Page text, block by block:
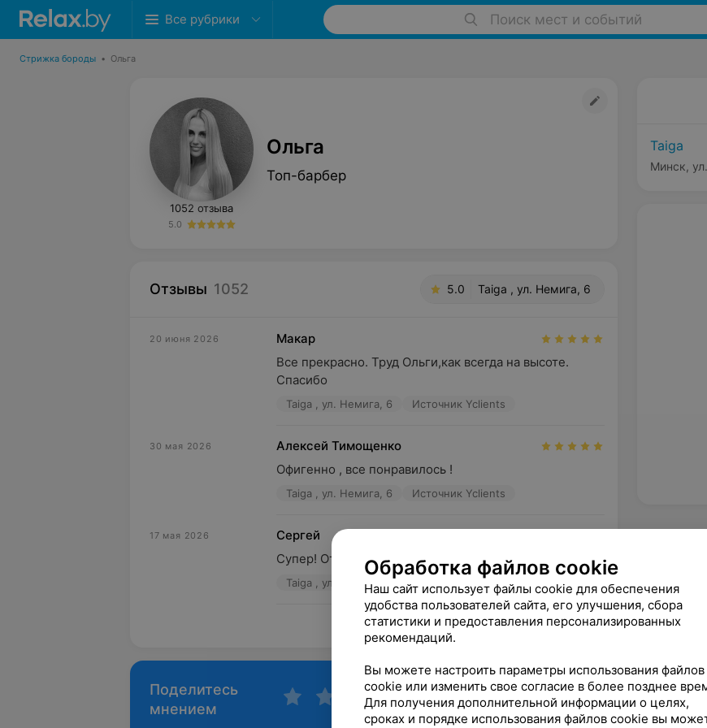
Все рубрики Поиск мест и событий
Стрижка бороды • Ольга
1052 отзыва
5.0
Ольга
Топ-барбер
Отзывы 1052 5.0 Taiga , ул. Немига, 6
20 июня 2026
Макар
Все прекрасно. Труд Ольги,как всегда на высоте.
Спасибо
Taiga , ул. Немига, 6 Источник Yclients
30 мая 2026
Алексей Тимощенко
Офигенно , все понравилось !
Taiga , ул. Немига, 6 Источник Yclients
17 мая 2026
Сергей
Супер! Отличная работа!
Taiga , ул. Немига, 6 Источник Yclients
Показать ещё
Поделитесь
мнением
Taiga
Минск,
Обработка файлов cookie
Наш сайт использует файлы cookie для обеспечения
удобства пользователей сайта, его улучшения, сбора
статистики и предоставления персонализированных
рекомендаций.
Вы можете настроить параметры использования файлов
cookie или изменить свое согласие в более позднее
Для получения дополнительной информации о целях,
сроках и порядке использования файлов cookie вы